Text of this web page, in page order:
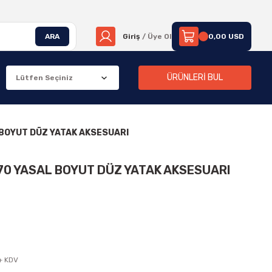
ARA Giriş / Üye Ol 0,00 USD
ÜRÜNLERİ BUL
DÜZ YATAK AKSESUARI
YASAL BOYUT DÜZ YATAK AKSESUARI
KDV